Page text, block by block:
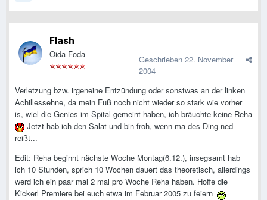
Flash
Oida Foda Geschrieben 22. November
2004
Verletzung bzw. irgeneine Entzündung oder sonstwas an der linken
Achillessehne, da mein Fuß noch nicht wieder so stark wie vorher
is, wiel die Genies im Spital gemeint haben, ich bräuchte keine Reha
Jetzt hab ich den Salat und bin froh, wenn ma des Ding ned
reißt...
Edit: Reha beginnt nächste Woche Montag(6.12.), insegsamt hab
ich 10 Stunden, sprich 10 Wochen dauert das theoretisch, allerdings
werd ich ein paar mal 2 mal pro Woche Reha haben. Hoffe die
Kickerl Premiere bei euch etwa im Februar 2005 zu feiern